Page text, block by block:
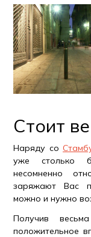
Стоит
Наряду со
уже столько
несомненно
заряжают Вас
можно и нужно
Получив
положительное